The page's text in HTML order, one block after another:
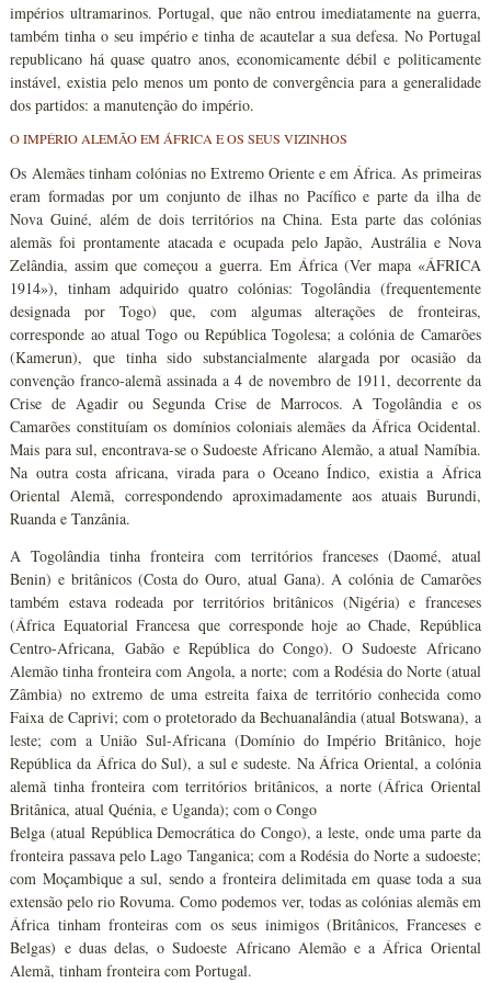
impérios ultramarinos. Portugal, que não entrou imediatamente na guerra,
também tinha o seu império e tinha de acautelar a sua defesa. No Portugal
republicano há quase quatro anos, economicamente débil e politicamente
instável, existia pelo menos um ponto de convergência para a generalidade
dos partidos: a manutenção do império.
O IMPÉRIO ALEMÃO EM ÁFRICA E OS SEUS VIZINHOS
Os Alemães tinham colónias no Extremo Oriente e em África. As primeiras
eram formadas por um conjunto de ilhas no Pacífico e parte da ilha de
Nova Guiné, além de dois territórios na China. Esta parte das colónias
alemãs foi prontamente atacada e ocupada pelo Japão, Austrália e Nova
Zelândia, assim que começou a guerra. Em África (Ver mapa «ÁFRICA
1914»), tinham adquirido quatro colónias: Togolândia (frequentemente
designada por Togo) que, com algumas alterações de fronteiras,
corresponde ao atual Togo ou República Togolesa; a colónia de Camarões
(Kamerun), que tinha sido substancialmente alargada por ocasião da
convenção franco-alemã assinada a 4 de novembro de 1911, decorrente da
Crise de Agadir ou Segunda Crise de Marrocos. A Togolândia e os
Camarões constituíam os domínios coloniais alemães da África Ocidental.
Mais para sul, encontrava-se o Sudoeste Africano Alemão, a atual Namíbia.
Na outra costa africana, virada para o Oceano Índico, existia a África
Oriental Alemã, correspondendo aproximadamente aos atuais Burundi,
Ruanda e Tanzânia.
A Togolândia tinha fronteira com territórios franceses (Daomé, atual
Benin) e britânicos (Costa do Ouro, atual Gana). A colónia de Camarões
também estava rodeada por territórios britânicos (Nigéria) e franceses
(África Equatorial Francesa que corresponde hoje ao Chade, República
Centro-Africana, Gabão e República do Congo). O Sudoeste Africano
Alemão tinha fronteira com Angola, a norte; com a Rodésia do Norte (atual
Zâmbia) no extremo de uma estreita faixa de território conhecida como
Faixa de Caprivi; com o protetorado da Bechuanalândia (atual Botswana), a
leste; com a União Sul-Africana (Domínio do Império Britânico, hoje
República da África do Sul), a sul e sudeste. Na África Oriental, a colónia
alemã tinha fronteira com territórios britânicos, a norte (África Oriental
Britânica, atual Quénia, e Uganda); com o Congo
Belga (atual República Democrática do Congo), a leste, onde uma parte da
fronteira passava pelo Lago Tanganica; com a Rodésia do Norte a sudoeste;
com Moçambique a sul, sendo a fronteira delimitada em quase toda a sua
extensão pelo rio Rovuma. Como podemos ver, todas as colónias alemãs em
África tinham fronteiras com os seus inimigos (Britânicos, Franceses e
Belgas) e duas delas, o Sudoeste Africano Alemão e a África Oriental
Alemã, tinham fronteira com Portugal.